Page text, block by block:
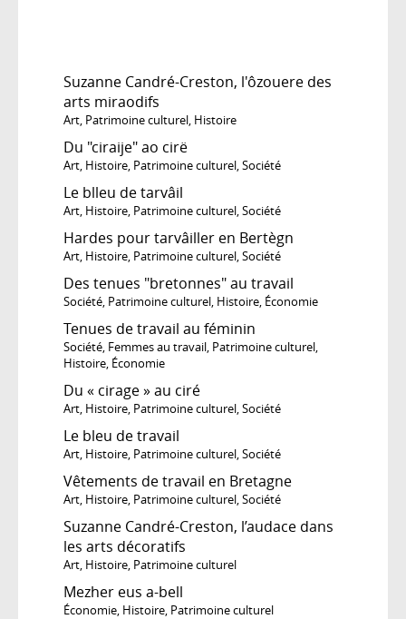
Suzanne Candré-Creston, l'ôzouere des
arts miraodifs
Art, Patrimoine culturel, Histoire
Du "ciraije" ao cirë
Art, Histoire, Patrimoine culturel,Société
Le blleu de tarvâil
Art, Histoire, Patrimoine culturel,Société
Hardes pour tarvâiller en Bertègn
Art, Histoire, Patrimoine culturel,Société
Des tenues "bretonnes" au travail
Société, Patrimoine culturel, Histoire, Économie
Tenues de travail au féminin
Société, Femmes au travail, Patrimoine culturel,
Histoire, Économie
Du « cirage » au ciré
Art, Histoire, Patrimoine culturel,Société
Le bleu de travail
Art, Histoire, Patrimoine culturel,Société
Vêtements de travail en Bretagne
Art, Histoire, Patrimoine culturel,Société
Suzanne Candré-Creston, l’audace dans
les arts décoratifs
Art, Histoire, Patrimoine culturel
Mezher eus a-bell
Économie, Histoire, Patrimoine culturel